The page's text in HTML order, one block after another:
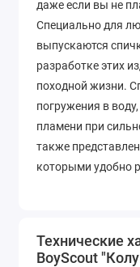
даже если вы не
Специально для
выпускаются
разработке этих
походной жизни.
погружения в
пламени при
также
которыми удобно
Технические
BoyScout